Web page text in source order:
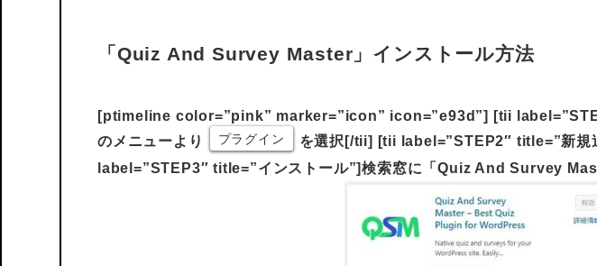
「Quiz And Survey Master」インストール方法
[ptimeline color=”pink” marker=”icon” icon=”e93d”] [tii
のメニューより
プラグイン を選択[/tii] [tii label=”STEP2″ title=”新規
label=”STEP3″ title=”インストール”]検索窓に「Quiz And Survey